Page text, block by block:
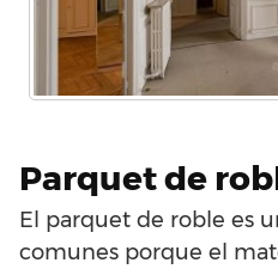
Parquet de
El parquet de roble es
comunes porque el